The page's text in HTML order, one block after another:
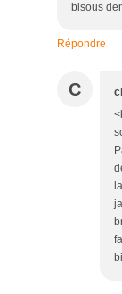
bisous
Répondre
C